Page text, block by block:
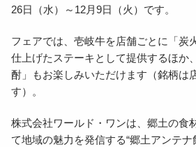
生産事業者
オンラインショップ
26日（水）～12月9日（火）です。
フェアでは、壱岐牛を店舗ごとに「炭
仕上げたステーキとして提供するほか
酎」もお楽しみいただけます（銘柄は
す）。
株式会社ワールド・ワンは、郷土の食
て地域の魅力を発信する“郷土アンテ